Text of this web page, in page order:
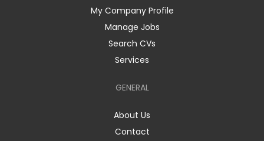
My Company Profile
Manage Jobs
Search CVs
Services
GENERAL
About Us
Contact